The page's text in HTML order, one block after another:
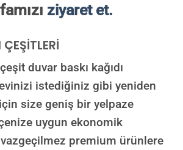
ziyaret et.
duvar baskı kağıdı
istediğiniz gibi yeniden
size geniş bir yelpaze
uygun ekonomik
premium ürünlere